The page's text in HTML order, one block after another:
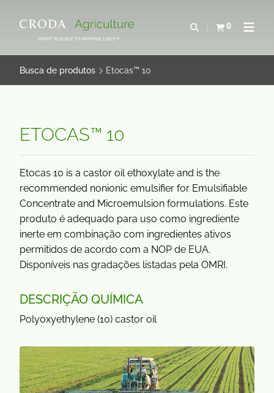
PARA
CONTEÚDO
PARA
MENU
SMART SCIENCE TO IMPROVE LIVES™
Abrir pesquisa
0
Exibir cestaAbrir
Busca de produtos Etocas™ 10
ETOCAS™ 10
Etocas 10 is a castor oil ethoxylate and is the
recommended nonionic emulsifier for Emulsifiable
Concentrate and Microemulsion formulations. Este
produto é adequado para uso como ingrediente
inerte em combinação com ingredientes ativos
permitidos de acordo com a NOP de EUA.
Disponíveis nas gradações listadas pela OMRI.
DESCRIÇÃO QUÍMICA
Polyoxyethylene (10) castor oil